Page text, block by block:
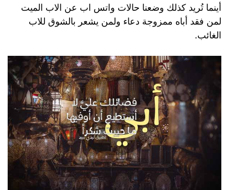
أينما تُريد كذلك وضعنا حالات واتس اب عن الاب الميت
لمن فقد أباه ممزوجة دعاء ولمن يشعر بالشوق للاب
الغائب.